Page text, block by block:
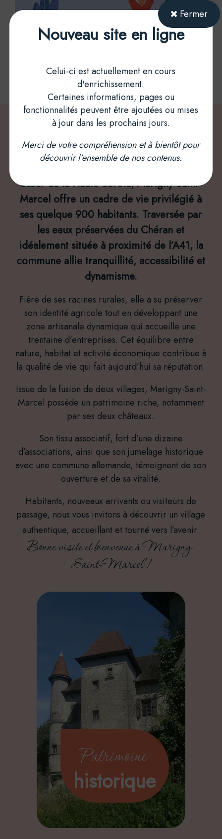
Bienvenue à Marigny-Saint-
Marcel
cœur de la Haute-Savoie, Marigny-Saint-
Marcel offre un cadre de vie privilégié à
ses quelque 900 habitants. Traversée par
les eaux préservées du Chéran et
idéalement située à proximité de l’A41, la
commune allie tranquillité, accessibilité et
dynamisme.
Fière de ses racines rurales, elle a su préserver
son identité agricole tout en développant une
zone artisanale dynamique qui accueille une
trentaine d’entreprises. Cet équilibre entre
nature, habitat et activité économique contribue à
la qualité de vie qui fait aujourd’hui sa réputation.
Issue de la fusion de deux villages, Marigny-Saint-
Marcel possède un patrimoine riche, notamment
par ses deux châteaux.
Son tissu associatif, fort d’une dizaine
d’associations, ainsi que son jumelage historique
avec une commune allemande, témoignent de son
ouverture et de sa vitalité.
Habitants, nouveaux arrivants ou visiteurs de
passage, nous vous invitons à découvrir un village
authentique, accueillant et tourné vers l’avenir.
Bonne visite et bienvenue à Marigny-
Saint-Marcel !
Patrimoine
historique
Fermer
Nouveau site en ligne
Celui-ci est actuellement en cours
d'enrichissement.
Certaines informations, pages ou
fonctionnalités peuvent être ajoutées ou mises
à jour dans les prochains jours.
Merci de votre compréhension et à bientôt pour
découvrir l'ensemble de nos contenus.